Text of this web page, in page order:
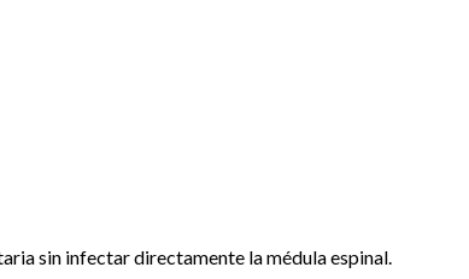
sin infectar directamente la médula espinal.